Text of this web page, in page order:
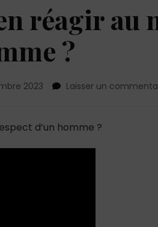
réagir au
?
2023 Laisser un
d’un homme ?